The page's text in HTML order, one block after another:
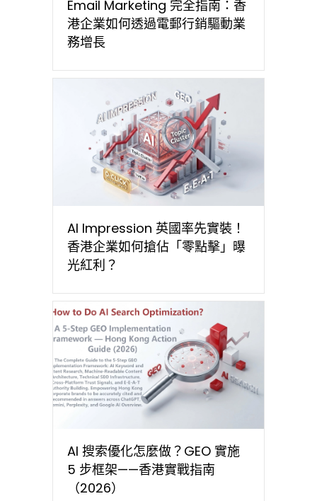
Email Marketing 完全指南：香
港企業如何透過電郵行銷驅動業
務增長
AI Impression 英國率先實裝！
香港企業如何搶佔「零點擊」曝
光紅利？
AI 搜索優化怎麼做？GEO 實施
5 步框架——香港實戰指南
（2026）